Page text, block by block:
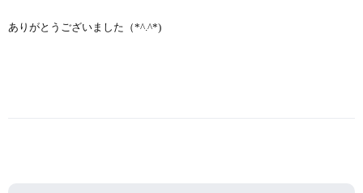
ありがとうございました（*^.^*)